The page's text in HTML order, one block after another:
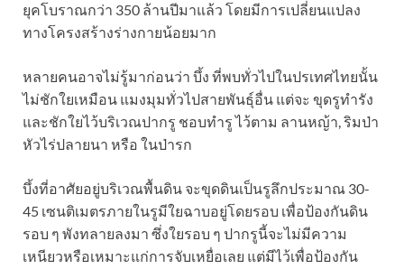
ยุคโบราณกว่า 350 ล้านปีมาแล้ว โดยมีการเปลี่ยนแปลง
ทางโครงสร้างร่างกายน้อยมาก
หลายคนอาจไม่รู้มาก่อนว่า บึ้ง ที่พบทั่วไปในปรเทศไทยนั้น
ไม่ชักใยเหมือน แมงมุมทั่วไปสายพันธุ์อื่น แต่จะ ขุดรูทำรัง
และชักใยไว้บริเวณปากรู ชอบทำรู ไว้ตาม ลานหญ้า, ริมป่า
หัวไร่ปลายนา หรือ ในป่ารก
บึ้งที่อาศัยอยู่บริเวณพื้นดิน จะขุดดินเป็นรูลึกประมาณ 30-
45 เซนติเมตรภายในรูมีใยฉาบอยู่โดยรอบ เพื่อป้องกันดิน
รอบ ๆ พังทลายลงมา ซึ่งใยรอบ ๆ ปากรูนี้จะไม่มีความ
เหนียวหรือเหมาะแก่การจับเหยื่อเลย แต่มีไว้เพื่อป้องกัน